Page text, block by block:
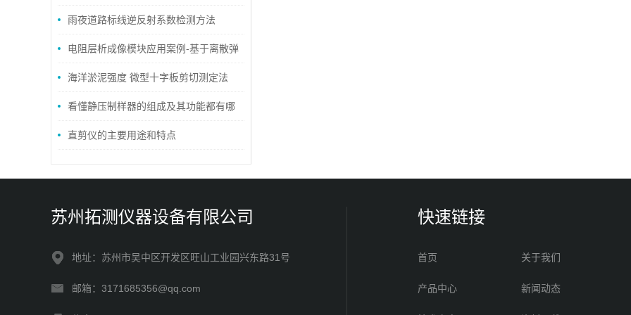
需要注意什么
雨夜道路标线逆反射系数检测方法
电阻层析成像模块应用案例-基于离散弹
簧模型的电阻层析成像渗流及损伤检测
海洋淤泥强度 微型十字板剪切测定法
看懂静压制样器的组成及其功能都有哪
些 直剪仪的主要用途和特点
苏州拓测仪器设备有限公司
地址：苏州市吴中区开发区旺山工业园兴东路31号
邮箱：3171685356@qq.com
快速链接
首页 关于我们
产品中心 新闻动态